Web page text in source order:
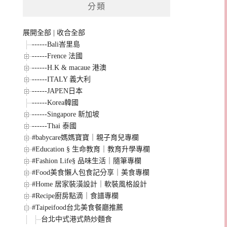
分類
展開全部
收合全部
------Bali峇里島
------Frence 法國
------H.K & macaue 港澳
------ITALY 義大利
------JAPEN日本
------Korea韓國
------Singapore 新加坡
------Thai 泰國
#babycare媽媽寶寶｜親子育兒專欄
#Education § 生命教育｜教育升學專欄
#Fashion Life§ 品味生活｜隨筆專欄
#Food美食懶人包食記分享｜美食專欄
#Home 居家裝潢設計｜軟裝風格設計
#Recipe廚房點滴｜食譜專欄
#Taipeifood台北美食餐廳推薦
台北中式港式熱炒麵食